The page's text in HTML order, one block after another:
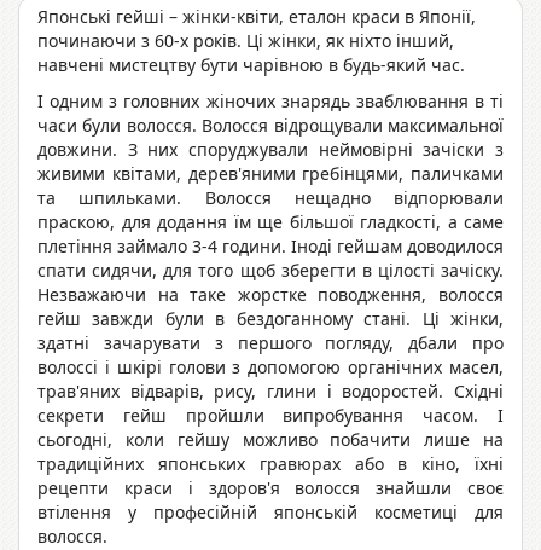
Японські гейші – жінки-квіти, еталон краси в Японії,
починаючи з 60-х років. Ці жінки, як ніхто інший,
навчені мистецтву бути чарівною в будь-який час.
І одним з головних жіночих знарядь зваблювання в ті
часи були волосся. Волосся відрощували максимальної
довжини. З них споруджували неймовірні зачіски з
живими квітами, дерев'яними гребінцями, паличками
та шпильками. Волосся нещадно відпорювали
праскою, для додання їм ще більшої гладкості, а саме
плетіння займало 3-4 години. Іноді гейшам доводилося
спати сидячи, для того щоб зберегти в цілості зачіску.
Незважаючи на таке жорстке поводження, волосся
гейш завжди були в бездоганному стані. Ці жінки,
здатні зачарувати з першого погляду, дбали про
волоссі і шкірі голови з допомогою органічних масел,
трав'яних відварів, рису, глини і водоростей. Східні
секрети гейш пройшли випробування часом. І
сьогодні, коли гейшу можливо побачити лише на
традиційних японських гравюрах або в кіно, їхні
рецепти краси і здоров'я волосся знайшли своє
втілення у професійній японській косметиці для
волосся.